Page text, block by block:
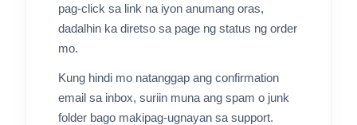
pag-click sa link na iyon anumang oras,
dadalhin ka diretso sa page ng status ng order
mo.
Kung hindi mo natanggap ang confirmation
email sa inbox, suriin muna ang spam o junk
folder bago makipag-ugnayan sa support.